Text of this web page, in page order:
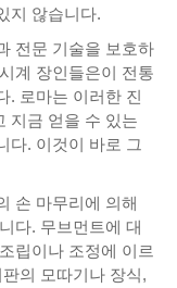
지 않습니다.
전문 기술을 보호하
계 장인들은이 전통
. 로마는 이러한 진
지금 얻을 수 있는
다. 이것이 바로 그
손 마무리에 의해
다. 무브먼트에 대
립이나 조정에 이르
의 모따기나 장식,